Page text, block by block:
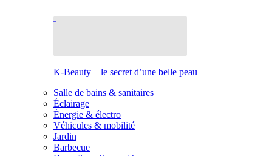
K-Beauty – le secret d’une belle peau
Salle de bains & sanitaires
Éclairage
Énergie & électro
Véhicules & mobilité
Jardin
Barbecue